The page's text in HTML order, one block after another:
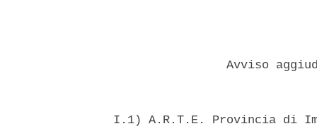
Avviso
I.1) A.R.T.E. Provincia di